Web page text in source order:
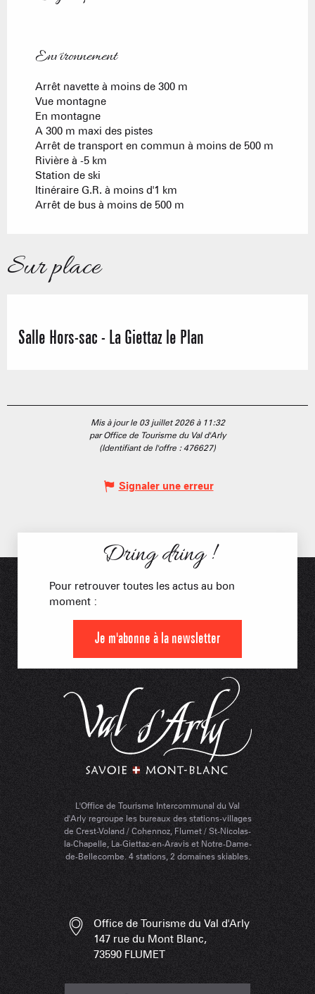
Environnement
Environnement
Arrêt navette à moins de 300 m
Vue montagne
En montagne
A 300 m maxi des pistes
Arrêt de transport en commun à moins de 500 m
Rivière à -5 km
Station de ski
Itinéraire G.R. à moins d'1 km
Arrêt de bus à moins de 500 m
Sur place
Salle Hors-sac - La Giettaz le Plan
Mis à jour le 03 juillet 2026 à 11:32
par Office de Tourisme du Val d'Arly
(Identifiant de l'offre : 476627)
Signaler une erreur
L'Office de Tourisme Intercommunal du Val
d'Arly regroupe les bureaux des stations-villages
de Crest-Voland / Cohennoz, Flumet / St-Nicolas-
la-Chapelle, La-Giettaz-en-Aravis et Notre-Dame-
de-Bellecombe. 4 stations, 2 domaines skiables.
Dring dring !
Pour retrouver toutes les actus au bon
moment :
Je m'abonne à la newsletter
Office de Tourisme du Val d'Arly
147 rue du Mont Blanc,
73590 FLUMET